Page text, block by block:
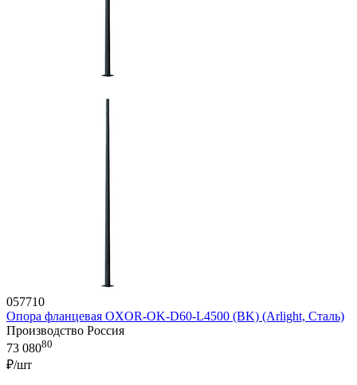
057710
Опора фланцевая OXOR-OK-D60-L4500 (BK) (Arlight, Сталь)
Производство Россия
73 08080
₽/шт